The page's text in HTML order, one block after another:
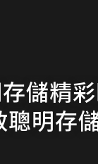
儲精
聰明存